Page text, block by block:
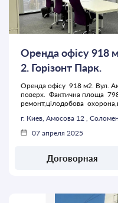
Оренда офісу 918
2. Горізонт Парк.
Оренда офісу 918 м2. Вул.
поверх. Фактична площа
ремонт,цілодобова
г. Киев, Амосова 12 ,
07 апреля 2025
Договорная